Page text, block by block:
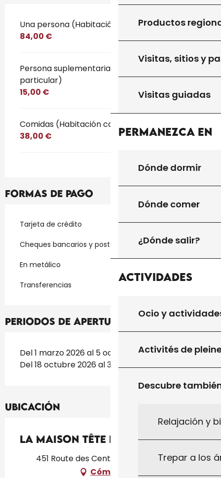
Productos
Visitas, sitios y
Visitas guiadas
Permanezca en
Dónde dormir
Dónde comer
¿Dónde salir?
Actividades
Ocio y
Activités de
Descubre
Relajación y
Trepar a los
Tarifas 2026
Una persona (Habitación casa particular)
84,00 €
Persona suplementaria (Habitación casa
particular)
15,00 €
Comidas (Habitación casa particular)
38,00 €
Formas de pago
Tarjeta de crédito
Cheques bancarios y postales
En metálico
Transferencias
Periodos de apertura
Del 1 marzo 2026 al 5 octubre 2026
Del 18 octubre 2026 al 30 noviembre 2026
Ubicación
La maison Tête de Bois
451 Route des Cent Écus, 46300 Milhac
Cómo llegar